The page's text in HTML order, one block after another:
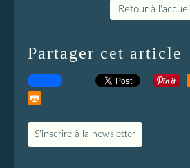
Retour à l'accueil
Partager cet article
S'inscrire à la newsletter